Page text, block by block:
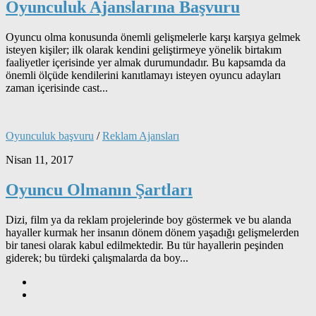
Oyunculuk Ajanslarına Başvuru
Oyuncu olma konusunda önemli gelişmelerle karşı karşıya gelmek
isteyen kişiler; ilk olarak kendini geliştirmeye yönelik birtakım
faaliyetler içerisinde yer almak durumundadır. Bu kapsamda da
önemli ölçüde kendilerini kanıtlamayı isteyen oyuncu adayları
zaman içerisinde cast...
Oyunculuk başvuru /Reklam Ajansları
Nisan 11, 2017
Oyuncu Olmanın Şartları
Dizi, film ya da reklam projelerinde boy göstermek ve bu alanda
hayaller kurmak her insanın dönem dönem yaşadığı gelişmelerden
bir tanesi olarak kabul edilmektedir. Bu tür hayallerin peşinden
giderek; bu türdeki çalışmalarda da boy...